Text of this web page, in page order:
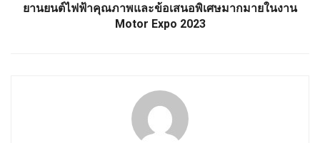
ยานยนต์ไฟฟ้าคุณภาพและข้อเสนอพิเศษมากมายในงาน
Motor Expo 2023